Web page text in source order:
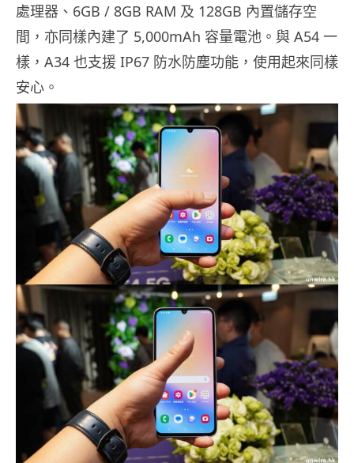
處理器、6GB / 8GB RAM 及 128GB 內置儲存空
間，亦同樣內建了 5,000mAh 容量電池。與 A54 一
樣，A34 也支援 IP67 防水防塵功能，使用起來同樣
安心。